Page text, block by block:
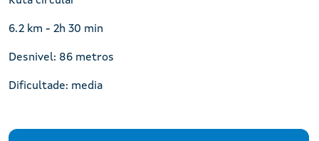
6.2 km - 2h 30 min
Desnivel: 86 metros
Dificultade: media